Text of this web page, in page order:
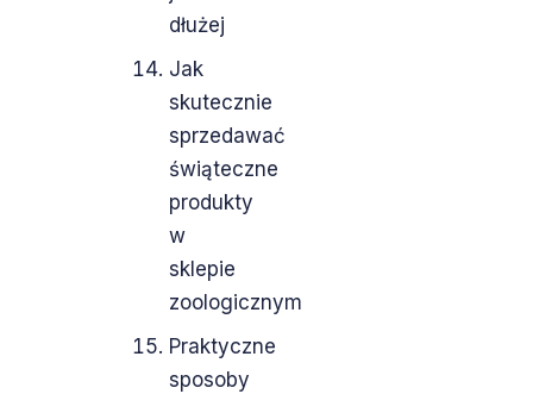
dłużej
Jak
skutecznie
sprzedawać
świąteczne
produkty
w
sklepie
zoologicznym
Praktyczne
sposoby